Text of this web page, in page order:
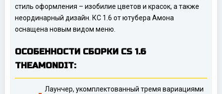
стиль оформления – изобилие цветов и красок, а также
неординарный дизайн. КС 1.6 от ютубера Амона
оснащена новым видом меню.
ОСОБЕННОСТИ СБОРКИ CS 1.6
THEAMONDIT:
Лаунчер, укомплектованный тремя вариациями